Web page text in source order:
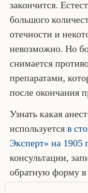
закончится.
большого
отечности и
невозможно. Но
снимается
препаратами,
после окончания
Узнать какая
используется в
Эксперт» на 1905
консультации,
обратную форму в